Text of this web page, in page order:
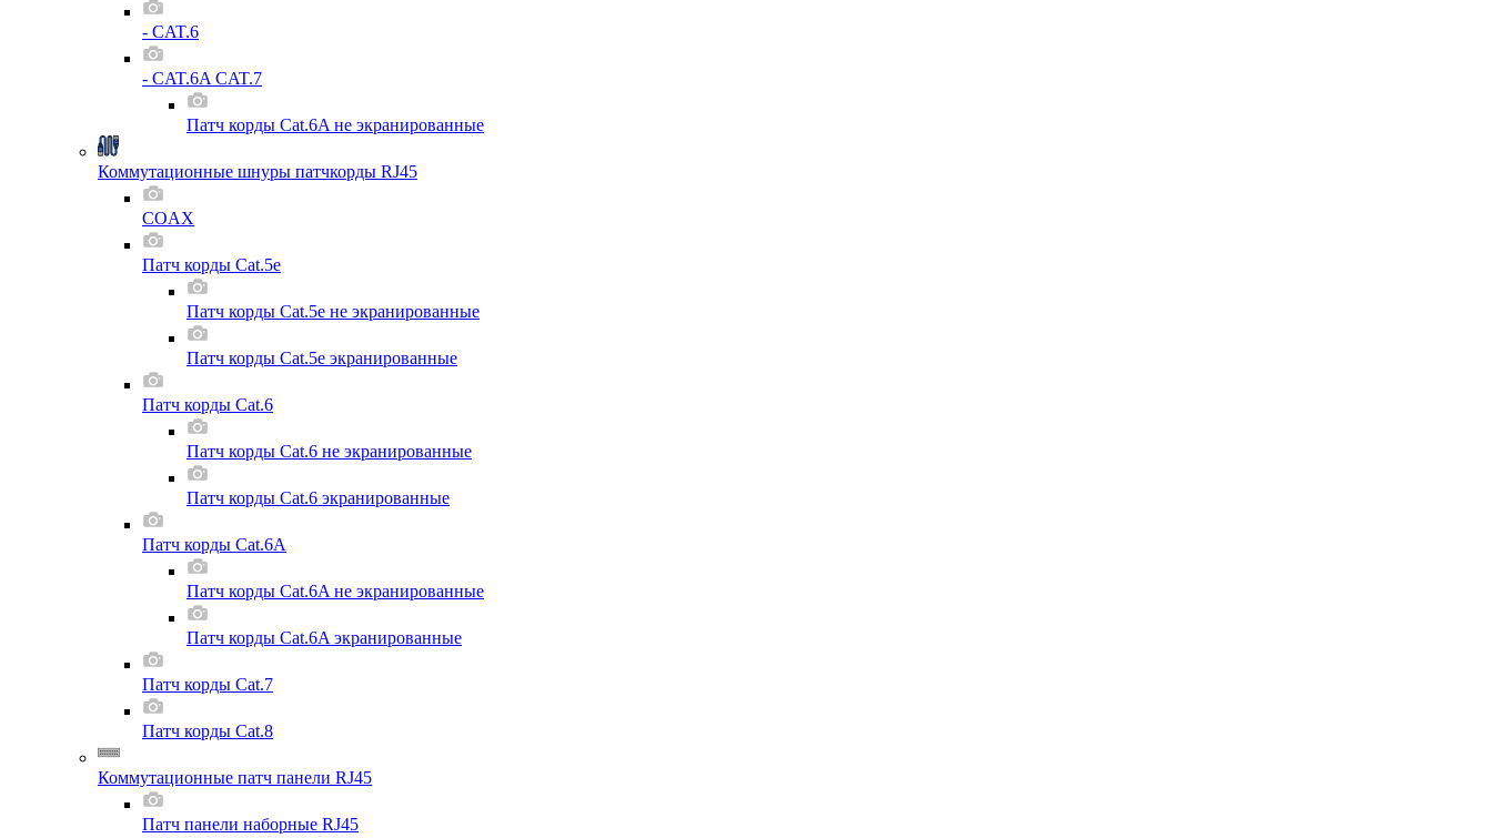
- CAT.6
- CAT.6A CAT.7
Патч корды Cat.6A не экранированные
Коммутационные шнуры патчкорды RJ45
COAX
Патч корды Cat.5e
Патч корды Cat.5e не экранированные
Патч корды Cat.5e экранированные
Патч корды Cat.6
Патч корды Cat.6 не экранированные
Патч корды Cat.6 экранированные
Патч корды Cat.6A
Патч корды Cat.6A не экранированные
Патч корды Cat.6A экранированные
Патч корды Cat.7
Патч корды Cat.8
Коммутационные патч панели RJ45
Патч панели наборные RJ45